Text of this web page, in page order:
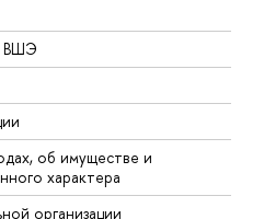
ВШЭ
об имуществе и
характера
организации